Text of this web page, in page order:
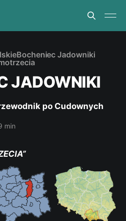
Bocheniec Jadowniki
JADOWNIKI
po Cudownych
min